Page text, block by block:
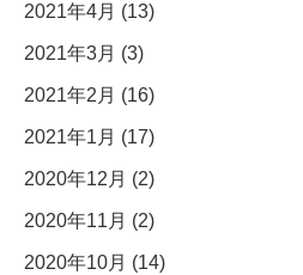
2021年4月 (13)
2021年3月 (3)
2021年2月 (16)
2021年1月 (17)
2020年12月 (2)
2020年11月 (2)
2020年10月 (14)